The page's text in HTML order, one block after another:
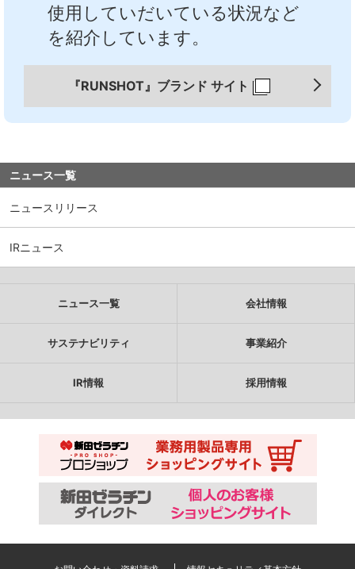
ニュース一覧
ニュースリリース
IRニュース
使用していだいている状況など
を紹介しています。
『RUNSHOT』ブランド サイト
ニュース一覧 会社情報
サステナビリティ 事業紹介
IR情報 採用情報